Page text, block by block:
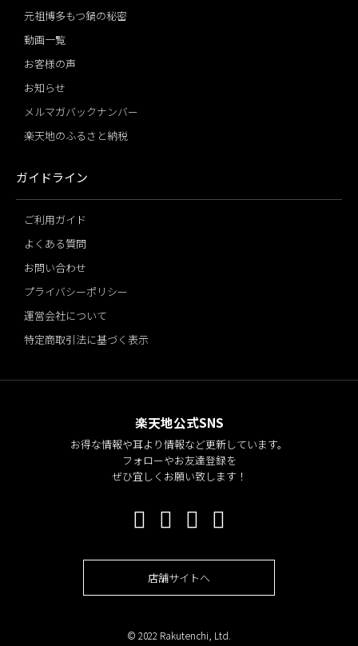
元祖博多もつ鍋の秘密
動画一覧
お客様の声
お知らせ
メルマガバックナンバー
楽天地のふるさと納税
ガイドライン
ご利用ガイド
よくある質問
お問い合わせ
プライバシーポリシー
運営会社について
特定商取引法に基づく表示
楽天地公式SNS
お得な情報や耳より情報など更新しています。
フォローやお友達登録を
ぜひ宜しくお願い致します！
店舗サイトへ
© 2022 Rakutenchi, Ltd.